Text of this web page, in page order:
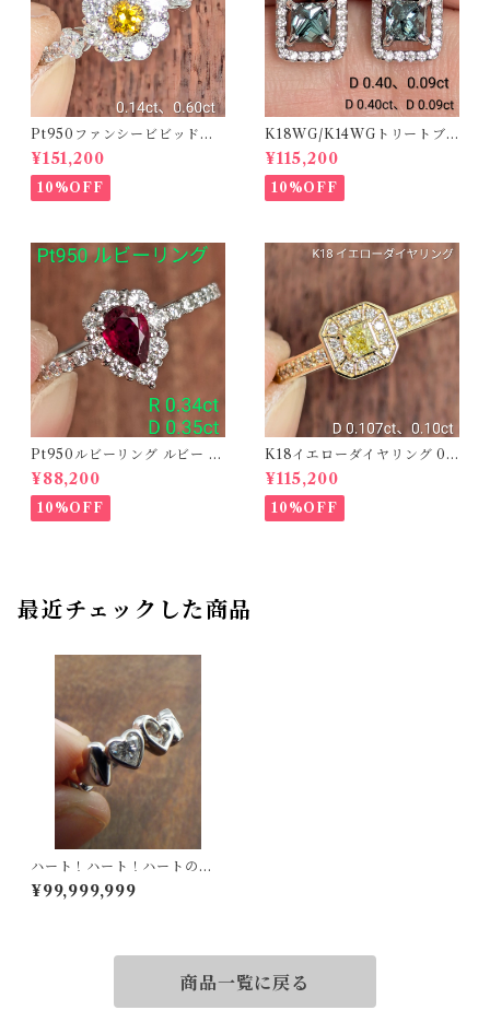
Pt950ファンシービビッドオ
レンジィイエローダイヤリン
グ D 0.144ct D 0.60ct【PR
O208782】
¥151,200
10%OFF
K18WG/K14WGトリートブ
ルーダイヤピアス 【PRO20
8939】
¥115,200
10%OFF
Pt950ルビーリング ルビー 0.
34ct ダイヤモンド 0.35ct【P
RO206885】
¥88,200
10%OFF
K18イエローダイヤリング 0.1
07ct D 0.10ct【PRO20878
1】
¥115,200
10%OFF
最近チェックした商品
ハート！ハート！ハートのダ
イヤ！Pt900ダイヤリング 11
号
¥99,999,999
商品一覧に戻る